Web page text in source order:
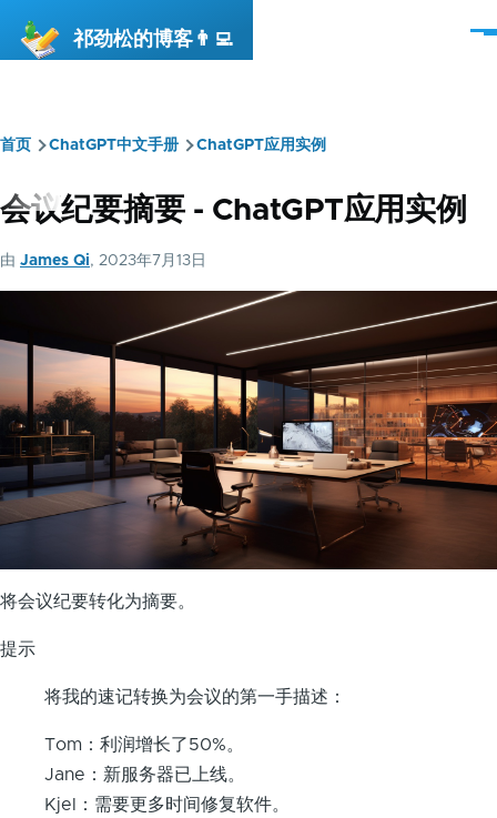
祁劲松的博客👨‍💻
菜
面
包
屑
首页 ChatGPT中文手册 ChatGPT应用实例
会议纪要摘要 - ChatGPT应用实例
由 James Qi, 2023年7月13日
将会议纪要转化为摘要。
提示
将我的速记转换为会议的第一手描述：
Tom：利润增长了50%。
Jane：新服务器已上线。
Kjel：需要更多时间修复软件。